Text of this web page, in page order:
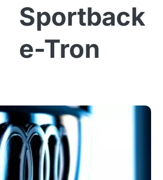
Sportback
e-Tron